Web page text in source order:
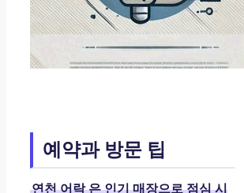
예약과 방문 팁
연천 어락 은 인기 매장으로 점심 시